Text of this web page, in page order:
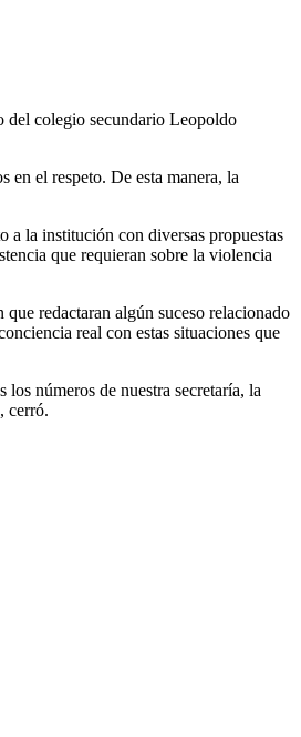
del colegio secundario Leopoldo
en el respeto. De esta manera, la
a la institución con diversas propuestas
que requieran sobre la violencia
redactaran algún suceso relacionado
real con estas situaciones que
números de nuestra secretaría, la
cerró.